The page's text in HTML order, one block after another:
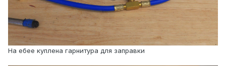
На ебее куплена гарнитура для заправки